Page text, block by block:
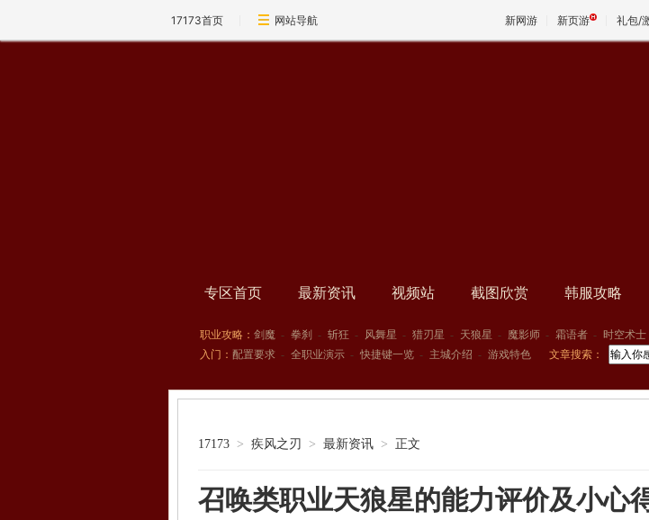
17173首页 网站导航 新网游 新页游 礼包/
专区首页 最新资讯 视频站 截图欣赏 韩服攻略
职业攻略： 剑魔 - 拳刹 - 斩狂 - 风舞星 - 猎刃星 - 天狼星 - 魔影师 - 霜语者 - 时空术士
入门： 配置要求 - 全职业演示 - 快捷键一览 - 主城介绍 - 游戏特色 文章搜索：
17173 > 疾风之刃 > 最新资讯 > 正文
召唤类职业天狼星的能力评价及小心